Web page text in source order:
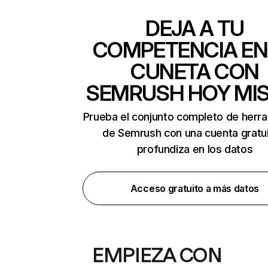
DEJA A TU
COMPETENCIA
CUNETA CON
SEMRUSH HOY
Prueba el conjunto completo de
de Semrush con una cuenta
profundiza en los datos
Acceso gratuito a más datos
EMPIEZA CON